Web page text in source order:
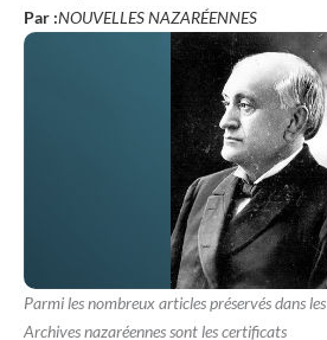
Par :NOUVELLES NAZARÉENNES
Parmi les nombreux articles préservés dans les
Archives nazaréennes sont les certificats